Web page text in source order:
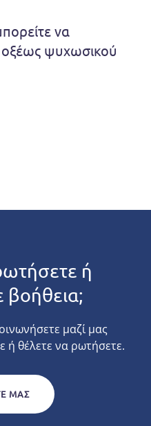
να
ψυχωσικού
ή
βοήθεια;
μαζί μας
ή θέλετε να ρωτήσετε.
ΜΑΣ